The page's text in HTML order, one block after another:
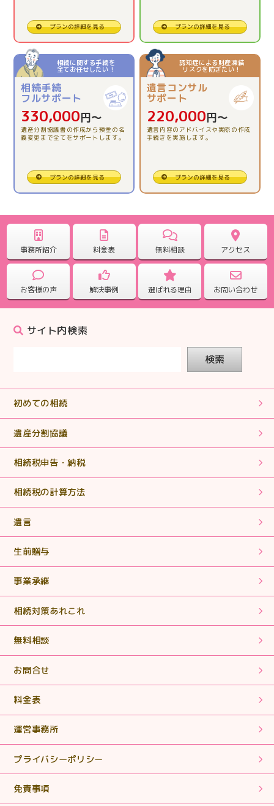
2026.03.13
【相続税申告】とても親切で、安心でした。
2025.12.12
【相続税精算課税制度の活用】理解できました。
2025.11.26
【相続税申告】全ておまかせ出来たので安心でした。
2025.10.31
【相続税申告】一人で悩む前に、専門に相談してみて。
2025.09.25
【相続税申告】どんな事でも聞いて対応していただけま
した。
2025.09.25
【相続税申告】電話対応もこまめで心強かったです。
【相続税申告】ていねいに対応していただきありがとう
【相続税申告】誰にも相談するつてのない方の支えとな
っていって下さい。
2025.07.31
【相続税申告】丁寧な説明でわかりやすくとても助かり
ました。
2025.06.18
【相続税申告・手続き】まさに「救世主」！ヒーローそ
のものでした。
2025.05.02
【相続税申告】丁寧に対応していただきありがとうござ
いました。
2025.01.28
ございました。
プランの詳細を見る プランの詳細を見る
相続に関する手続を
全てお任せしたい！
相続手続
フルサポート
330,000円〜
遺産分割協議書の作成から預金の名
義変更まで全てをサポートします。
プランの詳細を見る
認知症による財産凍結
リスクを防ぎたい！
遺言コンサル
サポート
220,000円〜
遺言内容のアドバイスや実際の作成
手続きを実施します。
プランの詳細を見る
事務所紹介 料金表 無料相談 アクセス
お客様の声 解決事例 選ばれる理由 お問い合わせ
サイト内検索
検索
初めての相続
遺産分割協議
相続税申告・納税
相続税の計算方法
遺言
生前贈与
事業承継
相続対策あれこれ
無料相談
お問合せ
料金表
運営事務所
プライバシーポリシー
免責事項